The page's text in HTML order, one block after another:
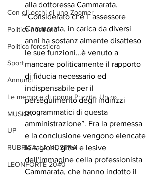
Con gli occhi di uno Zoomer
Politica nostrana
Politica forestiera
Sport
Annunci
Le memorie di donna Prizzita. Un ro
MUSICA
UP
RUBRICA: LA NOSTRA
LEONFORTE 2040
alla dottoressa Cammarata.
“Considerato che l’ assessore
Cammarata, in carica da diversi
anni ha sostanzialmente disatteso
le sue funzioni...è venuto a
mancare politicamente il rapporto
di fiducia necessario ed
indispensabile per il
perseguimento degli indirizzi
programmatici di questa
amministrazione”. Fra la premessa
e la conclusione vengono elencate
le ragioni, gravi e lesive
dell’immagine della professionista
Cammarata, che hanno indotto il